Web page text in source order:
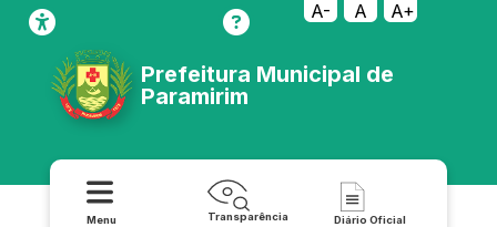
A- A A+
Prefeitura Municipal de
Paramirim
Menu Transparência Diário Oficial